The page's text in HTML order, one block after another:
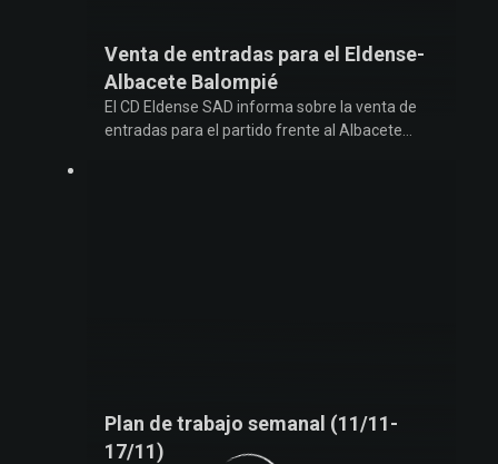
Venta de entradas para el Eldense-
Albacete Balompié
El CD Eldense SAD informa sobre la venta de
entradas para el partido frente al Albacete
Plan de trabajo semanal (11/11-
17/11)